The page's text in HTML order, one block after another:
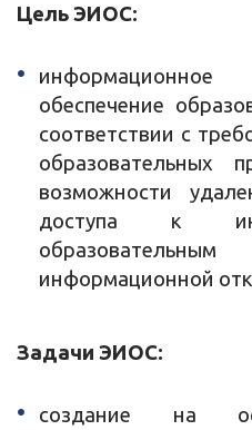
Цель ЭИОС:
обеспечение
соответствии с
образовательных
возможности
доступа к
информационной
Задачи ЭИОС:
создание на